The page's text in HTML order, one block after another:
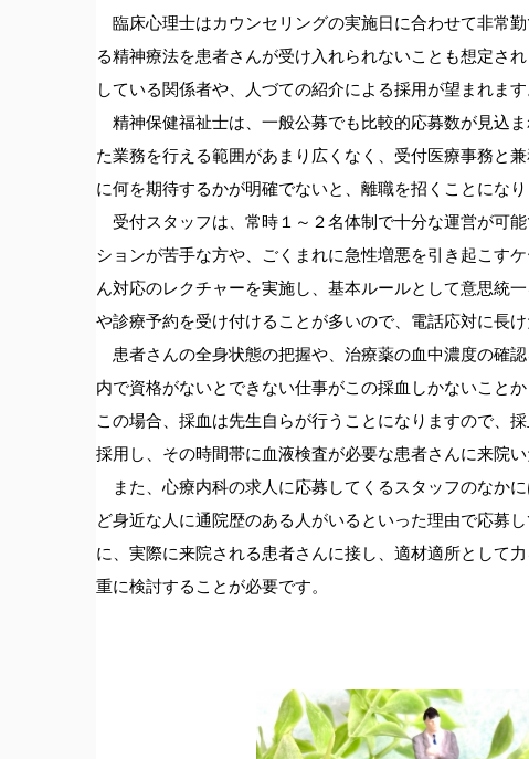
臨床心理士はカウンセリングの実施日に合わせて非常
る精神療法を患者さんが受け入れられないことも想定さ
している関係者や、人づての紹介による採用が望まれます
精神保健福祉士は、一般公募でも比較的応募数が見込
た業務を行える範囲があまり広くなく、受付医療事務と
に何を期待するかが明確でないと、離職を招くことになり
受付スタッフは、常時１～２名体制で十分な運営が可
ションが苦手な方や、ごくまれに急性増悪を引き起こす
ん対応のレクチャーを実施し、基本ルールとして意思統
や診療予約を受け付けることが多いので、電話応対に長
患者さんの全身状態の把握や、治療薬の血中濃度の確
内で資格がないとできない仕事がこの採血しかないこと
この場合、採血は先生自らが行うことになりますので、
採用し、その時間帯に血液検査が必要な患者さんに来院
また、心療内科の求人に応募してくるスタッフのなか
ど身近な人に通院歴のある人がいるといった理由で応募
に、実際に来院される患者さんに接し、適材適所として
重に検討することが必要です。